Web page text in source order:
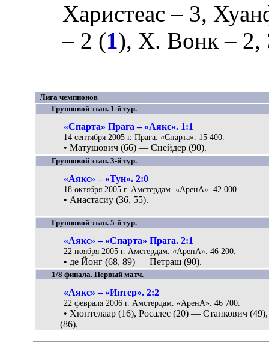
Харистеас – 3,
– 2 (1), Х. Вонк – 2,
Лига чемпионов
Групповой этап. 1-й тур.
«Спарта» Прага – «Аякс». 1:1
14 сентября 2005 г. Прага. «Спарта». 15 400.
• Матушович (66) — Снейдер (90).
Групповой этап. 3-й тур.
«Аякс» – «Тун». 2:0
18 октября 2005 г. Амстердам. «АренА». 42 000.
• Анастасиу (36, 55).
Групповой этап. 5-й тур.
«Аякс» – «Спарта» Прага. 2:1
22 ноября 2005 г. Амстердам. «АренА». 46 200.
• де Йонг (68, 89) — Петраш (90).
1/8 финала. Первый матч.
«Аякс» – «Интер». 2:2
22 февраля 2006 г. Амстердам. «АренА». 46 700.
• Хюнтелаар (16), Росалес (20) — Станкович
(86).